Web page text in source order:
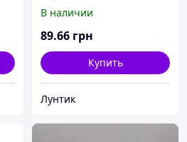
объёмом 160л, от 2 до 8
лет
В наличии
89.66 грн
Купить
Лунтик